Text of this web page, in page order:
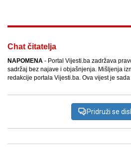
Chat čitatelja
NAPOMENA - Portal Vijesti.ba zadržava
sadržaj bez najave i objašnjenja. Mišljenja
redakcije portala Vijesti.ba. Ova vijest je
Pridruži se